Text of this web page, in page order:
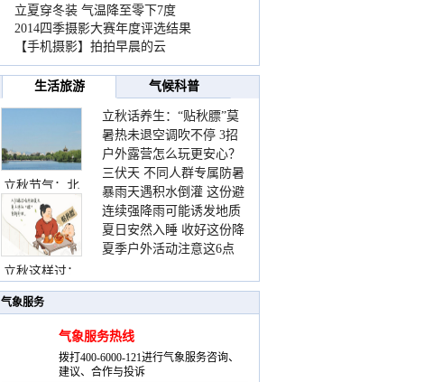
立夏穿冬装 气温降至零下7度
2014四季摄影大赛年度评选结果
【手机摄影】拍拍早晨的云
生活旅游 气候科普
立秋节气：北
立秋这样过：
立秋话养生：“贴秋膘”莫
着急 先清暑再防燥
暑热未退空调吹不停 3招
护住肩颈不酸痛
户外露营怎么玩更安心？
这份攻略请收好
三伏天 不同人群专属防暑
要点请收好
暴雨天遇积水倒灌 这份避
险提示请收好
连续强降雨可能诱发地质
灾害 这些前兆要知道
夏日安然入睡 收好这份降
温小贴士
夏季户外活动注意这6点
气象服务
气象服务热线
拨打400-6000-121进行气象服务咨询、
建议、合作与投诉